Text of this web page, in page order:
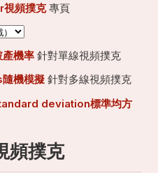
頻撲克專頁
機率 針對單線視頻撲克
機模擬 針對多線視頻撲克
deviation標準均方
頻撲克